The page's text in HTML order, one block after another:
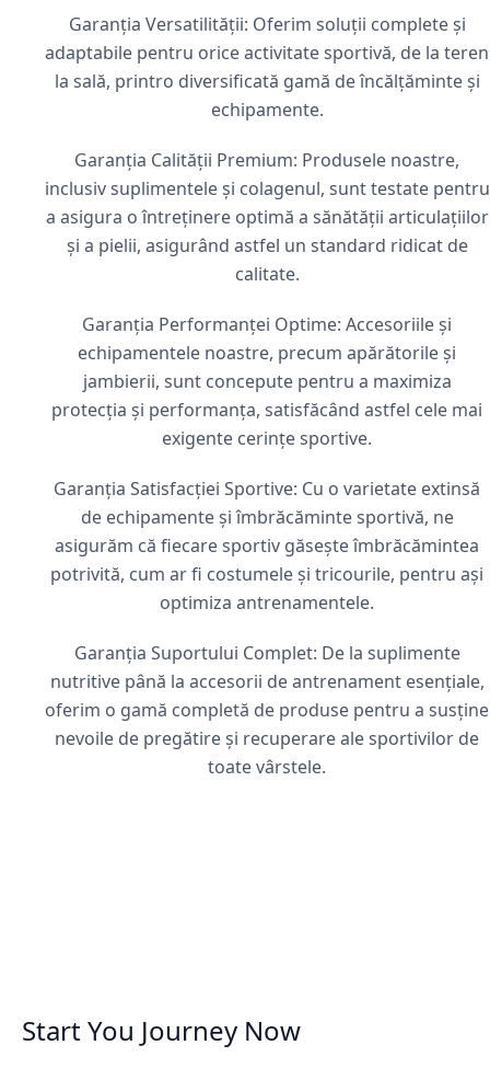
Garanția Versatilității: Oferim soluții complete și
adaptabile pentru orice activitate sportivă, de la teren
la sală, printro diversificată gamă de încălțăminte și
echipamente.
Garanția Calității Premium: Produsele noastre,
inclusiv suplimentele și colagenul, sunt testate pentru
a asigura o întreținere optimă a sănătății articulațiilor
și a pielii, asigurând astfel un standard ridicat de
calitate.
Garanția Performanței Optime: Accesoriile și
echipamentele noastre, precum apărătorile și
jambierii, sunt concepute pentru a maximiza
protecția și performanța, satisfăcând astfel cele mai
exigente cerințe sportive.
Garanția Satisfacției Sportive: Cu o varietate extinsă
de echipamente și îmbrăcăminte sportivă, ne
asigurăm că fiecare sportiv găsește îmbrăcămintea
potrivită, cum ar fi costumele și tricourile, pentru ași
optimiza antrenamentele.
Garanția Suportului Complet: De la suplimente
nutritive până la accesorii de antrenament esențiale,
oferim o gamă completă de produse pentru a susține
nevoile de pregătire și recuperare ale sportivilor de
toate vârstele.
Start You Journey Now